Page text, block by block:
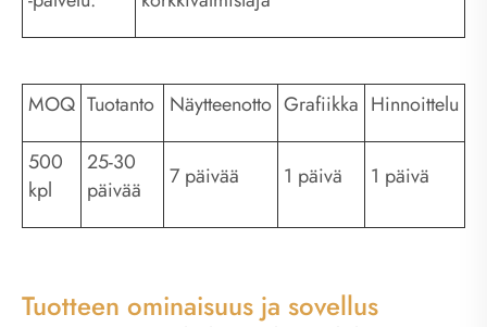
MOQ Tuotanto Näytteenotto Grafiikka Hinnoittelu
500
kpl
25-30
päivää
7 päivää 1 päivä 1 päivä
Tuotteen ominaisuus ja sovellus